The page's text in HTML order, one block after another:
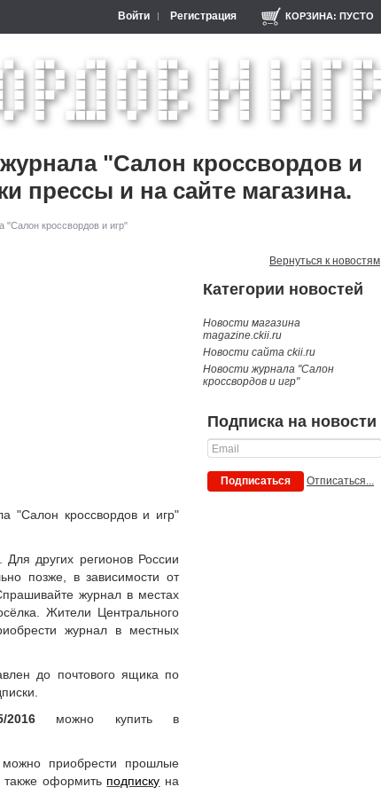
КОРЗИНА: ПУСТО
Войти Регистрация
"Салон кроссвордов и
прессы и на сайте магазина.
"Салон кроссвордов и игр"
Вернуться к новостям
Категории новостей
Новости магазина
magazine.ckii.ru
Новости сайта ckii.ru
Новости журнала "Салон
кроссвордов и игр"
Подписка на новости
Подписаться Отписаться...
"Салон кроссвордов и игр"
Для других регионов России
позже, в зависимости от
журнал в местах
Жители Центрального
журнал в местных
до почтового ящика по
2016можно купить в
приобрести прошлые
также оформить подписку на